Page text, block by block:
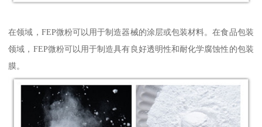
在领域，FEP微粉可以用于制造器械的涂层或包装材料。在食品包装
领域，FEP微粉可以用于制造具有良好透明性和耐化学腐蚀性的包装
膜。